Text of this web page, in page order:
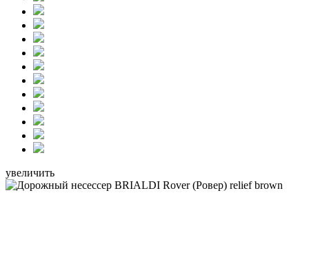
увеличить